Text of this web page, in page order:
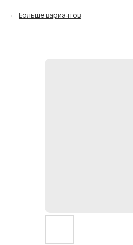
Больше вариантов